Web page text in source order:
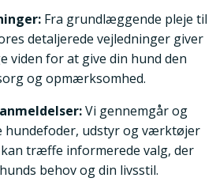
Fra grundlæggende pleje til
detaljerede vejledninger giver
viden for at give din hund den
og opmærksomhed.
Vi gennemgår og
hundefoder, udstyr og værktøjer
træffe informerede valg, der
behov og din livsstil.